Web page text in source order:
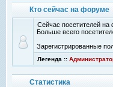
Кто сейчас на форуме
Сейчас посетителей на
Больше всего
Зарегистрированные
Легенда ::
Статистика